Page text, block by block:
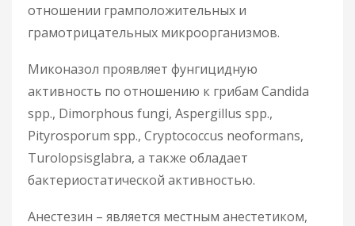
отношении грамположительных и
грамотрицательных микроорганизмов.
Миконазол проявляет фунгицидную
активность по отношению к грибам Candida
spp., Dimorphous fungi, Aspergillus spp.,
Pityrosporum spp., Cryptococcus neoformans,
Turolopsisglabra, а также обладает
бактериостатической активностью.
Анестезин – является местным анестетиком,